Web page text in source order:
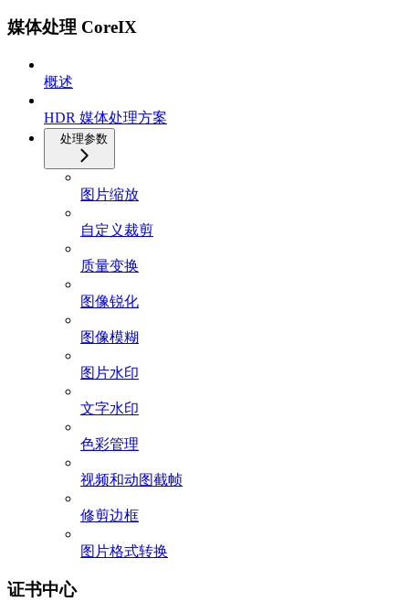
媒体处理 CoreIX
概述
HDR 媒体处理方案
处理参数
图片缩放
自定义裁剪
质量变换
图像锐化
图像模糊
图片水印
文字水印
色彩管理
视频和动图截帧
修剪边框
图片格式转换
证书中心